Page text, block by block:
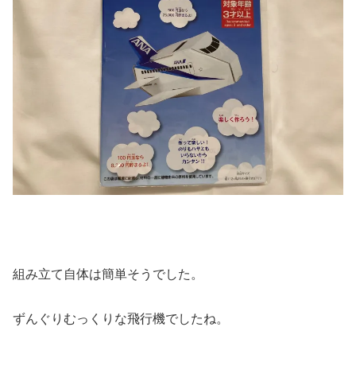
組み立て自体は簡単そうでした。
ずんぐりむっくりな飛行機でしたね。